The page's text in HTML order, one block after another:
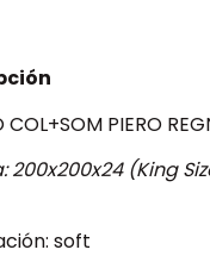
PIERO
200x200x24 (King
soft